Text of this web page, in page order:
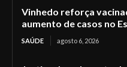
Vinhedo reforça
aumento de casos no
SAÚDE agosto 6, 2026